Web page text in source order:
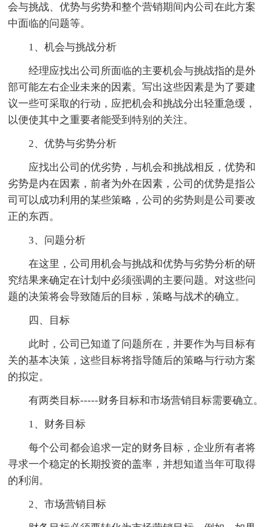
会与挑战、优势与劣势和整个营销期间内公司在此方案
中面临的问题等。
1、机会与挑战分析
经理应找出公司所面临的主要机会与挑战指的是外
部可能左右企业未来的因素。写出这些因素是为了要建
议一些可采取的行动，应把机会和挑战分出轻重急缓，
以便使其中之重要者能受到特别的关注。
2、优势与劣势分析
应找出公司的优劣势，与机会和挑战相反，优势和
劣势是内在因素，前者为外在因素，公司的优势是指公
司可以成功利用的某些策略，公司的劣势则是公司要改
正的东西。
3、问题分析
在这里，公司用机会与挑战和优势与劣势分析的研
究结果来确定在计划中必须强调的主要问题。对这些问
题的决策将会导致随后的目标，策略与战术的确立。
四、目标
此时，公司已知道了问题所在，并要作为与目标有
关的基本决策，这些目标将指导随后的策略与行动方案
的拟定。
有两类目标-----财务目标和市场营销目标需要确立。
1、财务目标
每个公司都会追求一定的财务目标，企业所有者将
寻求一个稳定的长期投资的盖率，并想知道当年可取得
的利润。
2、市场营销目标